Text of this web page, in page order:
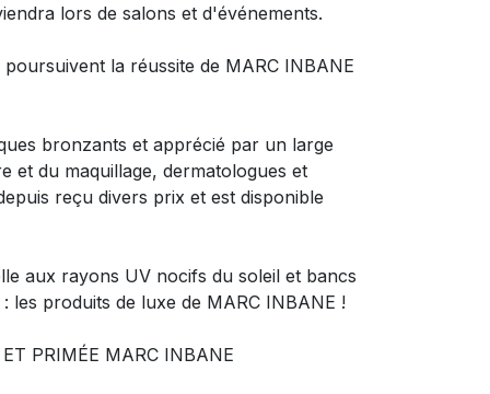
lors de salons et d'événements.
la réussite de MARC INBANE
bronzants et apprécié par un large
et du maquillage, dermatologues et
reçu divers prix et est disponible
aux rayons UV nocifs du soleil et bancs
les produits de luxe de MARC INBANE !
PRIMÉE MARC INBANE